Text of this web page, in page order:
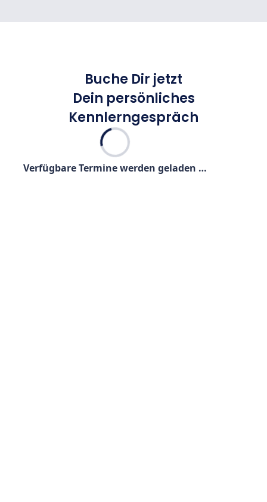
Buche Dir jetzt
Dein persönliches
Kennlerngespräch
Verfügbare Termine werden geladen …